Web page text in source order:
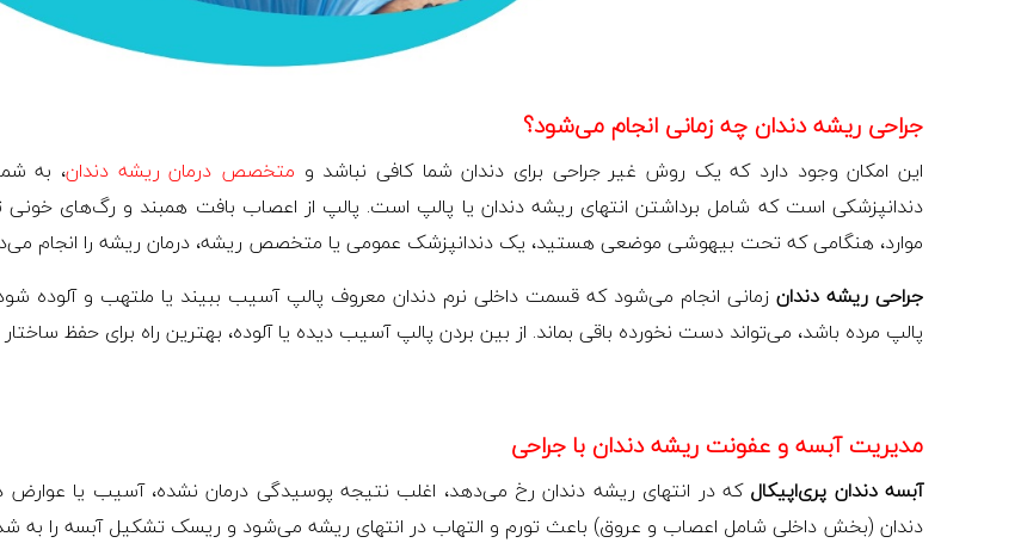
جراحی ریشه دندان چه زمانی انجام می‌شود؟
این امکان وجود دارد که یک روش غیر جراحی برای دندان شما کافی نباشد و متخصص درمان ریشه دندان، به
دندانپزشکی است که شامل برداشتن انتهای ریشه دندان یا پالپ است. پالپ از اعصاب بافت همبند و رگ‌های
موارد، هنگامی که تحت بیهوشی موضعی هستید، یک دندانپزشک عمومی یا متخصص ریشه، درمان ریشه را انجام
جراحی ریشه دندان زمانی انجام می‌شود که قسمت داخلی نرم دندان معروف پالپ آسیب ببیند یا ملتهب و آلوده
پالپ مرده باشد، می‌تواند دست نخورده باقی بماند. از بین بردن پالپ آسیب دیده یا آلوده، بهترین راه برای حفظ
مدیریت آبسه و عفونت ریشه دندان با جراحی
آبسه دندان پری‌اپیکال که در انتهای ریشه دندان رخ می‌دهد، اغلب نتیجه پوسیدگی درمان نشده، آسیب یا عوارض
دندان (بخش داخلی شامل اعصاب و عروق) باعث تورم و التهاب در انتهای ریشه می‌شود و ریسک تشکیل آبسه را به